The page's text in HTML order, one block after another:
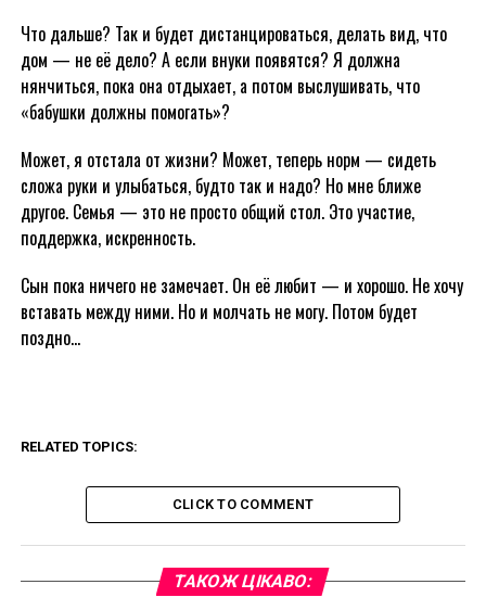
Что дальше? Так и будет дистанцироваться, делать вид, что
дом — не её дело? А если внуки появятся? Я должна
нянчиться, пока она отдыхает, а потом выслушивать, что
«бабушки должны помогать»?
Может, я отстала от жизни? Может, теперь норм — сидеть
сложа руки и улыбаться, будто так и надо? Но мне ближе
другое. Семья — это не просто общий стол. Это участие,
поддержка, искренность.
Сын пока ничего не замечает. Он её любит — и хорошо. Не хочу
вставать между ними. Но и молчать не могу. Потом будет
поздно…
RELATED TOPICS:
CLICK TO COMMENT
ТАКОЖ ЦІКАВО: